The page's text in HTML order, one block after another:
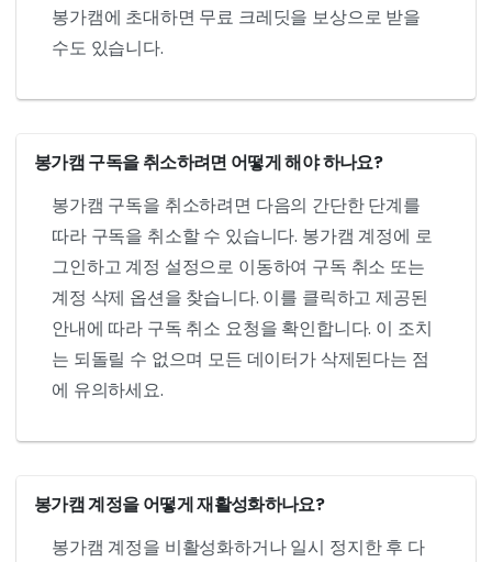
봉가캠에 초대하면 무료 크레딧을 보상으로 받을
수도 있습니다.
봉가캠 구독을 취소하려면 어떻게 해야 하나요?
봉가캠 구독을 취소하려면 다음의 간단한 단계를
따라 구독을 취소할 수 있습니다. 봉가캠 계정에 로
그인하고 계정 설정으로 이동하여 구독 취소 또는
계정 삭제 옵션을 찾습니다. 이를 클릭하고 제공된
안내에 따라 구독 취소 요청을 확인합니다. 이 조치
는 되돌릴 수 없으며 모든 데이터가 삭제된다는 점
에 유의하세요.
봉가캠 계정을 어떻게 재활성화하나요?
봉가캠 계정을 비활성화하거나 일시 정지한 후 다